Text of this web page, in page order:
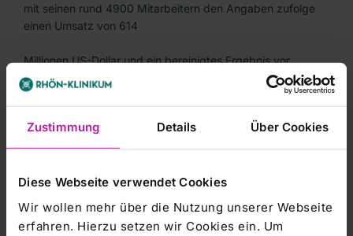
Zustimmung Details Über Cookies
Diese Webseite verwendet Cookies
Wir wollen mehr über die Nutzung unserer Webseite
erfahren. Hierzu setzen wir Cookies ein. Um
mit seinen rund 4900 Mitarbeitern den Angaben zufolge
einen Umsatz von 614
Millionen US-Dollar und ein bereinigtes Ergebnis vor
Zinsen, Steuern und
Unternehmen verfügt
und
Entwicklungszentrum.